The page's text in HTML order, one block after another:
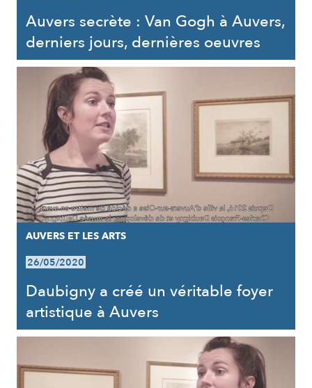
Auvers secrète : Van Gogh à Auvers,
derniers jours, dernières oeuvres
AUVERS ET LES ARTS
26/05/2020
Daubigny a créé un véritable foyer
artistique à Auvers